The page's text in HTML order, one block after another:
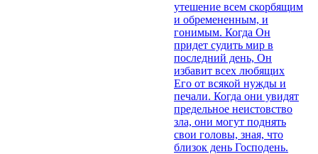
утешение всем скорбящим
и обремененным, и
гонимым. Когда Он
придет судить мир в
последний день, Он
избавит всех любящих
Его от всякой нужды и
печали. Когда они увидят
предельное неистовство
зла, они могут поднять
свои головы, зная, что
близок день Господень.